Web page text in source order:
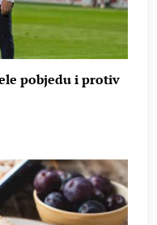
pobjedu i protiv